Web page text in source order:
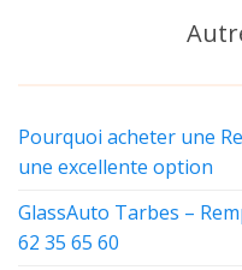
Pourquoi acheter une
une excellente option
GlassAuto Tarbes –
62 35 65 60